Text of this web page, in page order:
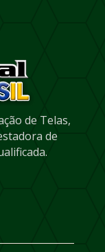
de Telas,
de